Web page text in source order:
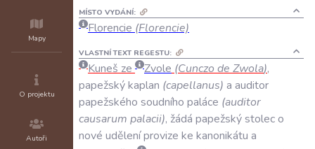
Mapy
O projektu
Autoři
MÍSTO VYDÁNÍ:
Florencie (Florencie)
VLASTNÍ TEXT REGESTU:
Kuneš ze Zvole (Cunczo de Zwola),
papežskýkaplan (capellanus) a auditor
papežského soudního paláce (auditor
causarum palacii), žádá papežskýstoleco
nové uděleníprovize ke kanonikátu a